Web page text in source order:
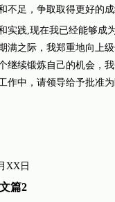
不足，争取取得更好的成
践,现在我已经能够成
满之际，我郑重地向上
继续锻炼自己的机会，
作中，请领导给予批准
日
篇2